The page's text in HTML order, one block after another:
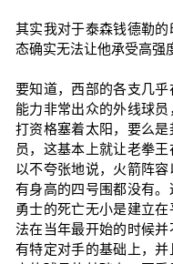
其实我对于泰森钱德勒
态确实无法让他承受高强
要知道，西部的各支几
能力非常出众的外线球
打资格塞着太阳，要么
员，这基本上就让老拳
以不夸张地说，火箭阵
有身高的四号围都没有
勇士的死亡无小是建立
法在当年最开始的时候
有特定对手的基础上，